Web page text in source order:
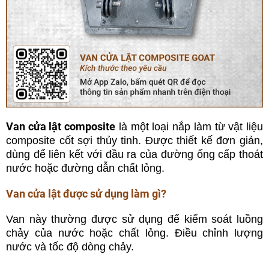
Van cửa lật composite làmột loại nắp làm từ vật liệu
composite cốt sợi thủy tinh. Được thiết kế đơn giản,
dùng để liên kết với đầu ra của đường ống cấp thoát
nước hoặc đường dẫn chất lỏng.
Van cửa lật được sử dụng làm gì?
Van này thường được sử dụng để kiểm soát luồng
chảy của nước hoặc chất lỏng. Điều chỉnh lượng
nước và tốc độ dòng chảy.